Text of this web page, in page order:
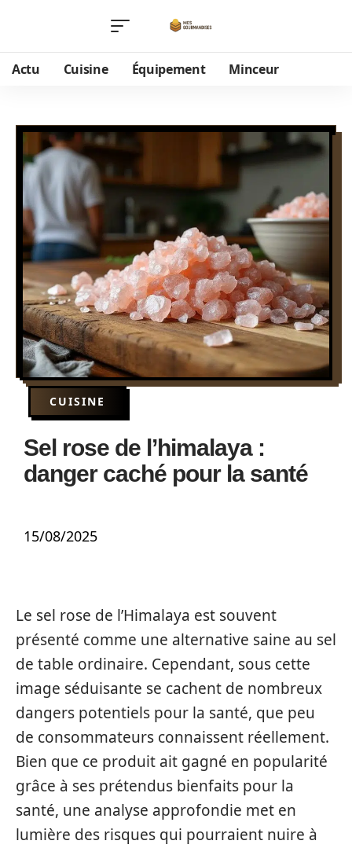
Actu Cuisine Équipement Minceur
CUISINE
Sel rose de l’himalaya :
danger caché pour la santé
15/08/2025
Le sel rose de l’Himalaya est souvent
présenté comme une alternative saine au sel
de table ordinaire. Cependant, sous cette
image séduisante se cachent de nombreux
dangers potentiels pour la santé, que peu
de consommateurs connaissent réellement.
Bien que ce produit ait gagné en popularité
grâce à ses prétendus bienfaits pour la
santé, une analyse approfondie met en
lumière des risques qui pourraient nuire à